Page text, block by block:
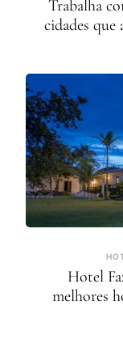
Trabalha
cidades que
Hotel
melhores